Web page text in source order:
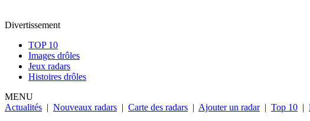
Divertissement
TOP 10
Images drôles
Jeux radars
Histoires drôles
MENU
Actualités | Nouveaux radars | Carte des radars | Ajouter un radar | Top 10 |